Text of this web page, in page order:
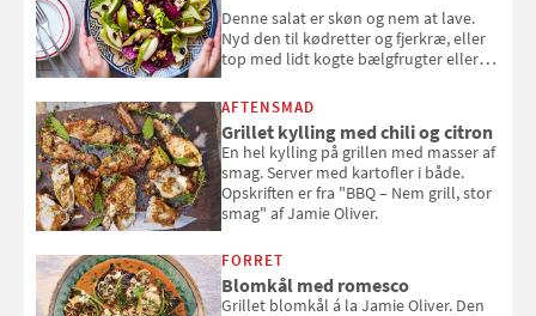
Denne salat er skøn og nem at lave.
Nyd den til kødretter og fjerkræ, eller
top med lidt kogte bælgfrugter eller
selvstændigt måltid. Opskriften er fra
Louisa Lorangs kogebog "Salat".
AFTENSMAD
Grillet kylling med chili og citron
En hel kylling på grillen med masser af
smag. Server med kartofler i både.
Opskriften er fra "BBQ – Nem grill, stor
smag" af Jamie Oliver.
FORRET
Blomkål med romesco
Grillet blomkål á la Jamie Oliver. Den